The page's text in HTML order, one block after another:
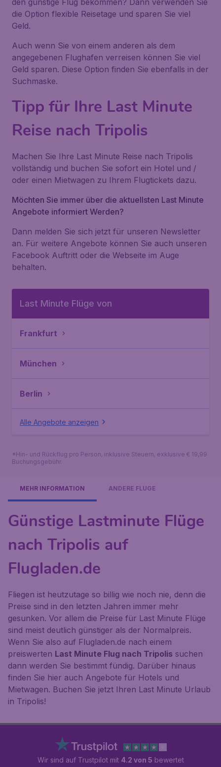
den günstige Flug bekommen? Dann verwenden Sie
die Option flexible Reisetage und sparen Sie viel
Geld.
Auch wenn Sie von einem anderen als dem
angegebenen Flughafen verreisen können Sie viel
Geld sparen. Diese Option finden Sie ebenfalls in der
Suchmaske.
Tipp für Ihre Last Minute
Reise nach Tripolis
Machen Sie Ihre Last Minute Reise nach Tripolis
vollständig und buchen Sie sofort ein Hotel und /
oder einen Mietwagen zu Ihrem Flugtickets dazu.
Möchten Sie immer über die aktuellsten Last Minute
Angebote informiert Werden?
Dann melden Sie sich jetzt für unseren Newsletter
an. Für weitere Angebote können Sie auch unseren
Facebook Auftritt oder die Webseite im Auge
behalten.
Last Minute Flüge von
Frankfurt
München
Berlin
Alle Angebote anzeigen
*Hin- und Rückflug pro Person, inklusive Steuern, exklusive € 19,99
Buchungsgebühr.
MEHR INFORMATION ANDERE FLÜGE
Günstige Lastminute Flüge
nach Tripolis auf
Flugladen.de
Fliegen ist heutzutage so billig wie noch nie, denn die
Preise sind in den letzten Jahren immer mehr
gesunken. Vor allem die Preise für Last Minute Flüge
sind meist deutlich günstiger als der Normalpreis.
Wenn Sie also auf Flugladen.de nach einem
preiswerten Last Minute Flug nach Tripolis suchen
dann werden Sie bestimmt fündig. Darüber hinaus
finden Sie hier auch Angebote für Hotels und
Mietwagen. Buchen Sie jetzt Ihren Last Minute Urlaub
in Tripolis!
Wir sind auf Trustpilot mit 4.2 von 5 bewertet